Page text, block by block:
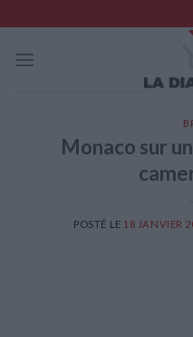
to
content
Monaco sur
POSTÉ LE 18 JANVIER